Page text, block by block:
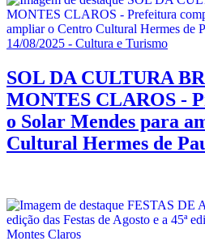
14/08/2025 - Cultura e Turismo
SOL DA CULTURA
MONTES CLAROS -
o Solar Mendes para
Cultural Hermes de